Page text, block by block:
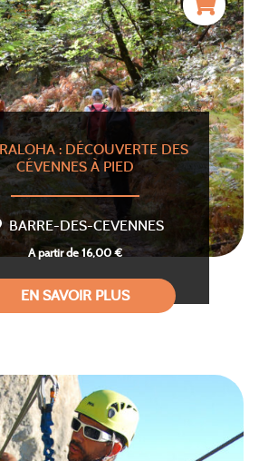
: DÉCOUVERTE DES
CÉVENNES À PIED
BARRE-DES-CEVENNES
A partir de 16,00 €
EN SAVOIR PLUS